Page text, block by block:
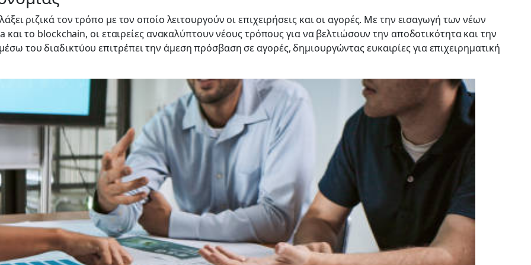
ριζικά τον τρόπο με τον οποίο λειτουργούν οι επιχειρήσεις και οι αγορές. Με την εισαγωγή των νέων
το blockchain, οι εταιρείες ανακαλύπτουν νέους τρόπους για να βελτιώσουν την αποδοτικότητα και την
του διαδικτύου επιτρέπει την άμεση πρόσβαση σε αγορές, δημιουργώντας ευκαιρίες για επιχειρηματική